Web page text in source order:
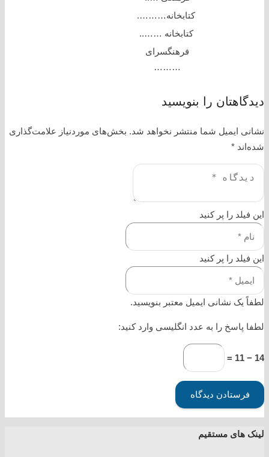
کتابخانه……….
کتابخانه ……..
فرهنگسرای
………
دیدگاهتان را بنویسید
نشانی ایمیل شما منتشر نخواهد شد. بخش‌های موردنیاز علامت‌گذاری
شده‌اند *
این فیلد را پر کنید
این فیلد را پر کنید
لطفاً یک نشانی ایمیل معتبر بنویسید.
لطفا پاسخ را به عدد انگلیسی وارد کنید:
14 − 11 =
فرستادن دیدگاه
لینک های مستقیم